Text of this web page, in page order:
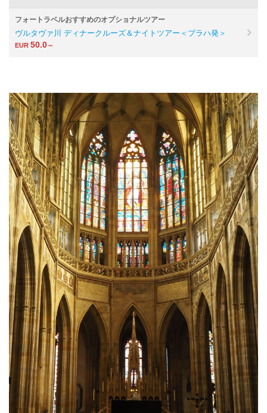
フォートラベルおすすめのオプショナルツアー
ヴルタヴァ川 ディナークルーズ＆ナイトツアー＜プラハ発＞
EUR 50.0～